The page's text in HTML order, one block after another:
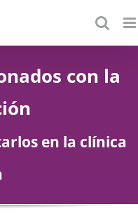
con la
en la clínica